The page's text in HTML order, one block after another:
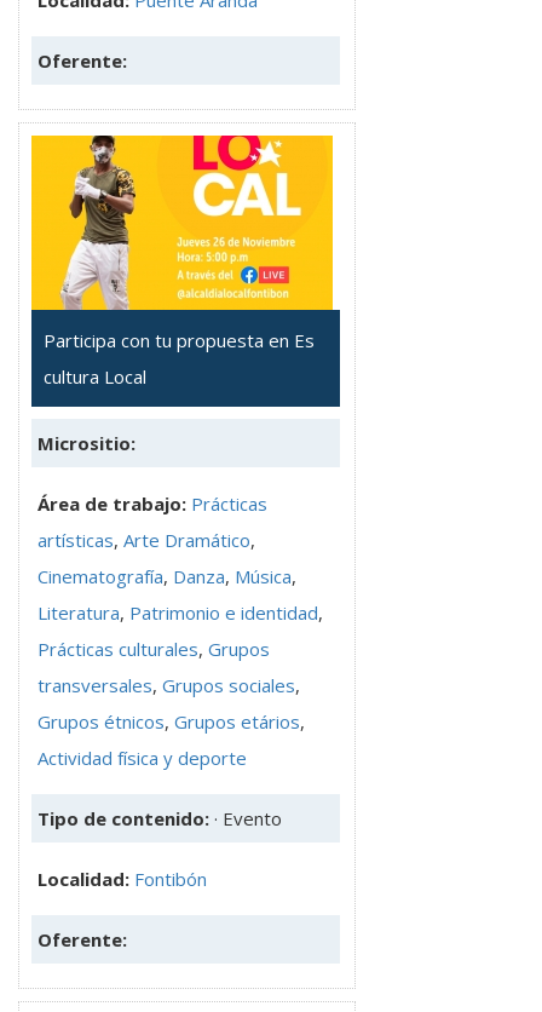
Oferente:
Participa con tu propuesta en Es
cultura Local
Micrositio:
Área de trabajo: Prácticas
artísticas, Arte Dramático,
Cinematografía, Danza, Música,
Literatura, Patrimonio e identidad,
Prácticas culturales, Grupos
transversales, Grupos sociales,
Grupos étnicos, Grupos etários,
Actividad física y deporte
Tipo de contenido: · Evento
Localidad: Fontibón
Oferente: